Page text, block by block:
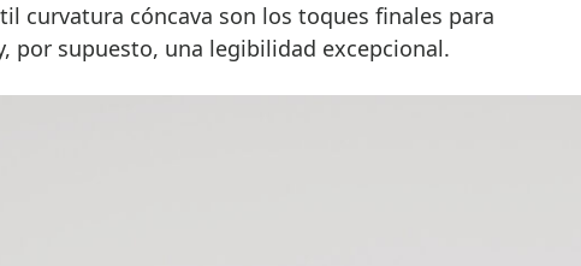
curvatura cóncava son los toques finales para
por supuesto, una legibilidad excepcional.